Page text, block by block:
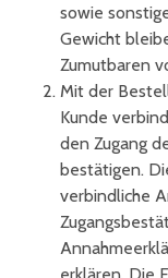
sowie
Gewicht
Zumutbaren
Mit der
Kunde
den Zugang
bestätigen.
verbindliche